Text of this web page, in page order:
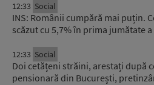
12:33 Social
INS: Românii cumpără mai puțin.
scăzut cu 5,7% în prima jumătate
12:33 Social
Doi cetățeni străini, arestați după
pensionară din București,